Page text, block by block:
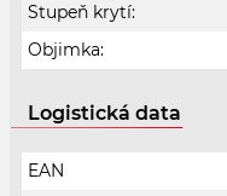
Stupeň krytí:
Objimka:
Logistická data
EAN